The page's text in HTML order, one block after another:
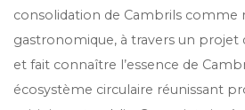
consolidation de Cambrils comme
gastronomique, à travers un projet
et fait connaître l’essence de
écosystème circulaire réunissant